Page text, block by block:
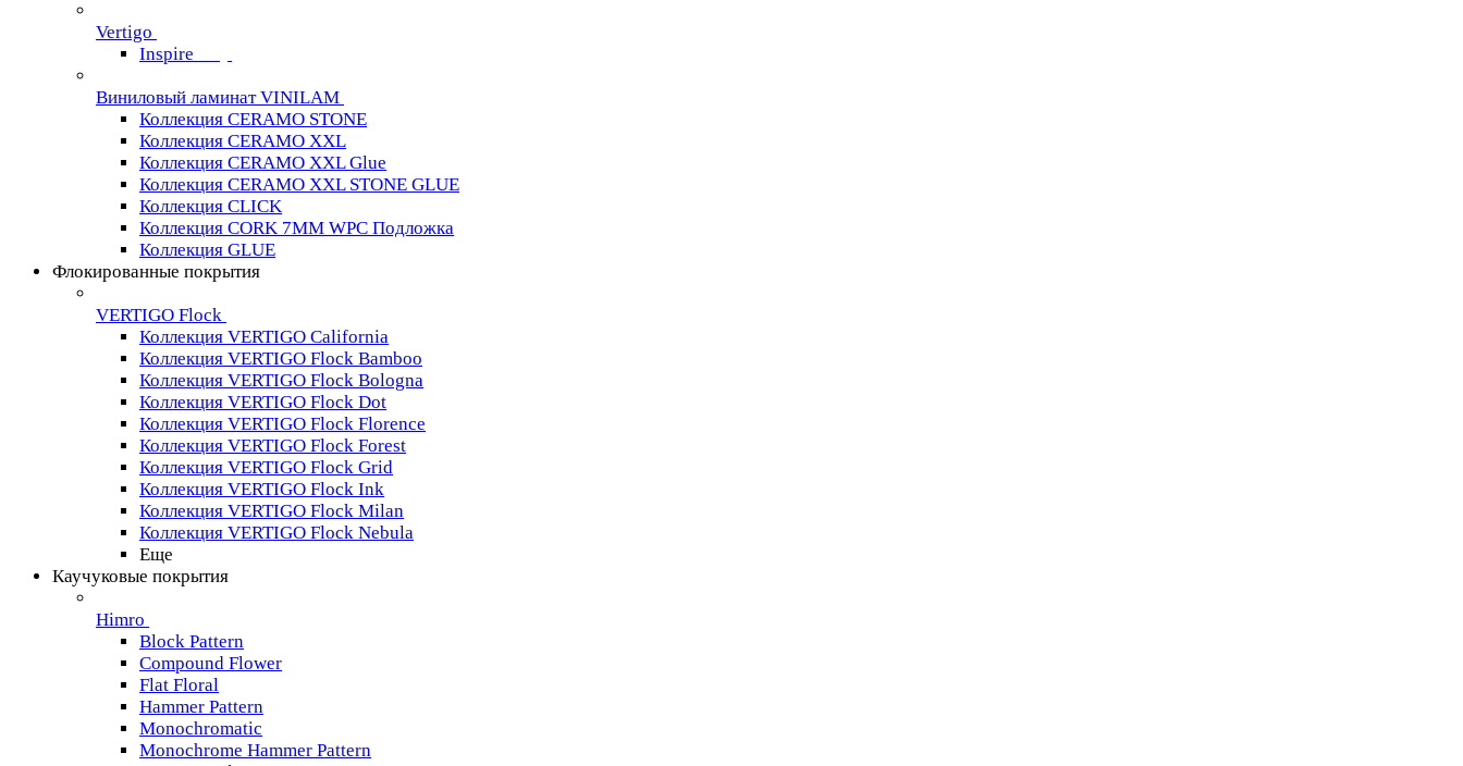
Vertigo
Inspire
Виниловый ламинат VINILAM
Коллекция CERAMO STONE
Коллекция CERAMO XXL
Коллекция CERAMO XXL Glue
Коллекция CERAMO XXL STONE GLUE
Коллекция CLICK
Коллекция CORK 7MM WPC Подложка
Коллекция GLUE
Флокированные покрытия
VERTIGO Flock
Коллекция VERTIGO California
Коллекция VERTIGO Flock Bamboo
Коллекция VERTIGO Flock Bologna
Коллекция VERTIGO Flock Dot
Коллекция VERTIGO Flock Florence
Коллекция VERTIGO Flock Forest
Коллекция VERTIGO Flock Grid
Коллекция VERTIGO Flock Ink
Коллекция VERTIGO Flock Milan
Коллекция VERTIGO Flock Nebula
Еще
Каучуковые покрытия
Himro
Block Pattern
Compound Flower
Flat Floral
Hammer Pattern
Monochromatic
Monochrome Hammer Pattern